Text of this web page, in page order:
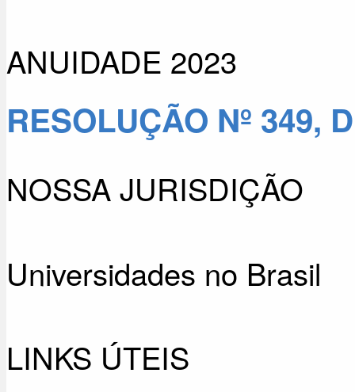
ANUIDADE 2023
RESOLUÇÃO Nº 349,
NOSSA JURISDIÇÃO
Universidades no Brasil
LINKS ÚTEIS